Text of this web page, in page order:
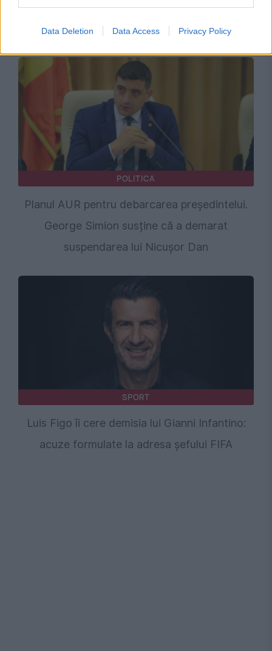
Data Deletion Data Access Privacy Policy
presiunilor după scandalul planurilor financiare
uriașe
POLITICA
Planul AUR pentru debarcarea președintelui.
George Simion susține că a demarat
suspendarea lui Nicușor Dan
SPORT
Luis Figo îi cere demisia lui Gianni Infantino:
acuze formulate la adresa șefului FIFA